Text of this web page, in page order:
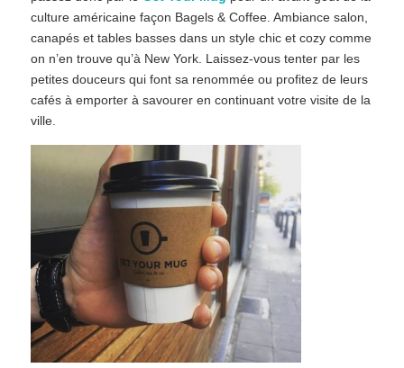
culture américaine façon Bagels & Coffee. Ambiance salon,
canapés et tables basses dans un style chic et cozy comme
on n’en trouve qu’à New York. Laissez-vous tenter par les
petites douceurs qui font sa renommée ou profitez de leurs
cafés à emporter à savourer en continuant votre visite de la
ville.